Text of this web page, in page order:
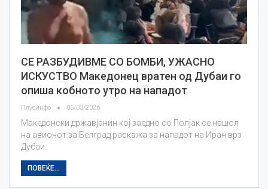
СЕ РАЗБУДИВМЕ СО БОМБИ, УЖАСНО
ИСКУСТВО Maкедонец вратен од Дубаи го
опиша кобното утро на нападот
Плусинфо 05/03/2026
Македонски државјанин кој заедно со Полјак се нашол
на авионот за Белград раскажа за нападот на Иран врз
Дубаи.
ПОВЕЌЕ...